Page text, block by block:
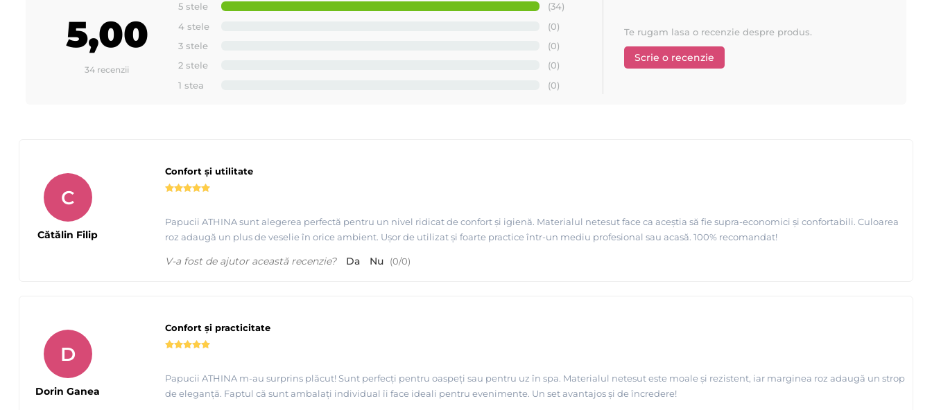
5,00
34 recenzii
5 stele
(34)
4 stele
(0)
3 stele
(0)
2 stele
(0)
1 stea
(0)
Te rugam lasa o recenzie despre produs.
Scrie o recenzie
Confort și utilitate
Papucii ATHINA sunt alegerea perfectă pentru un nivel ridicat de confort și igienă. Materialul netesut face ca aceștia să fie supra-economici și confortabili. Culoarea
roz adaugă un plus de veselie în orice ambient. Ușor de utilizat și foarte practice într-un mediu profesional sau acasă. 100% recomandat!
C
Cătălin Filip
V-a fost de ajutor această recenzie? Da Nu (0/0)
Confort și practicitate
Papucii ATHINA m-au surprins plăcut! Sunt perfecți pentru oaspeți sau pentru uz în spa. Materialul netesut este moale și rezistent, iar marginea roz adaugă un strop
de eleganță. Faptul că sunt ambalați individual îi face ideali pentru evenimente. Un set avantajos și de încredere!
D
Dorin Ganea